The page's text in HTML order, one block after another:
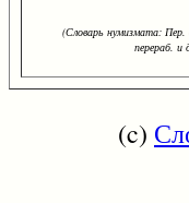
(Словарь нумизмата:
перераб. и
(c)